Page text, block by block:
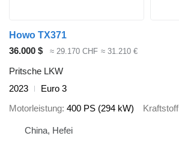
Howo TX371
36.000 $
≈ 29.170 CHF ≈ 31.210 €
Pritsche LKW
2023
Euro 3
Motorleistung 400 PS (294 kW) Kraftstoff
China, Hefei